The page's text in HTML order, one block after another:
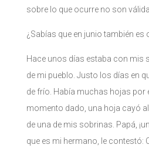
sobre lo que ocurre no son
¿Sabías que en junio también es
Hace unos días estaba con mis
de mi pueblo. Justo los días en
de frío. Había muchas hojas por
momento dado, una hoja cayó
de una de mis sobrinas. Papá,
que es mi hermano, le contestó: